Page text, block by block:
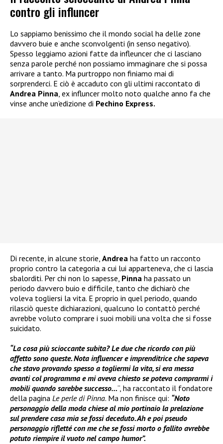
contro gli influncer
Lo sappiamo benissimo che il mondo social ha delle zone
davvero buie e anche sconvolgenti (in senso negativo).
Spesso leggiamo azioni fatte da infleuncer che ci lasciano
senza parole perché non possiamo immaginare che si possa
arrivare a tanto. Ma purtroppo non finiamo mai di
sorprenderci. E ciò è accaduto con gli ultimi raccontato di
Andrea Pinna, ex influncer molto noto qualche anno fa che
vinse anche un’edizione di Pechino Express.
Di recente, in alcune storie, Andrea ha fatto un racconto
proprio contro la categoria a cui lui apparteneva, che ci lascia
sbalorditi. Per chi non lo sapesse, Pinna ha passato un
periodo davvero buio e difficile, tanto che dichiarò che
voleva togliersi la vita. E proprio in quel periodo, quando
rilasciò queste dichiarazioni, qualcuno lo contattò perché
avrebbe voluto comprare i suoi mobili una volta che si fosse
suicidato.
“La cosa più scioccante subita? Le due che ricordo con più
affetto sono queste. Nota influencer e imprenditrice che sapeva
che stavo provando spesso a togliermi la vita, si era messa
avanti col programma e mi aveva chiesto se poteva comprarmi i
mobili quando sarebbe successo…“, ha raccontato il fondatore
della pagina Le perle di Pinna. Ma non finisce qui: “Noto
personaggio della moda chiese al mio portinaio la prelazione
sul prendere casa mia se fossi deceduto. Ah e poi pseudo
personaggio rifletté con me che se fossi morto o fallito avrebbe
potuto riempire il vuoto nel campo humor”.